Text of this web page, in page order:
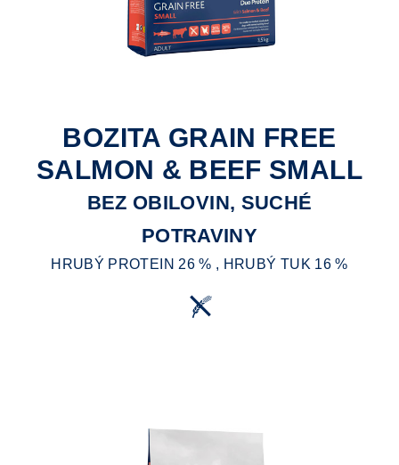
BOZITA GRAIN FREE
SALMON & BEEF SMALL
BEZ OBILOVIN, SUCHÉ
POTRAVINY
HRUBÝ PROTEIN 26 % , HRUBÝ TUK 16 %